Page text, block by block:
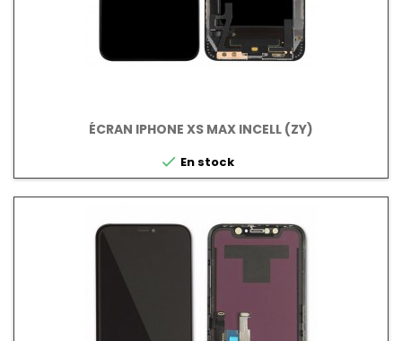
ÉCRAN IPHONE XS MAX INCELL (ZY)
 En stock